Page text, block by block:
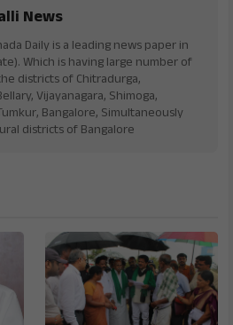
News
Daily is a leading news paper in
Which is having large number of
districts of Chitradurga,
Vijayanagara, Shimoga,
Bangalore, Simultaneously
districts of Bangalore